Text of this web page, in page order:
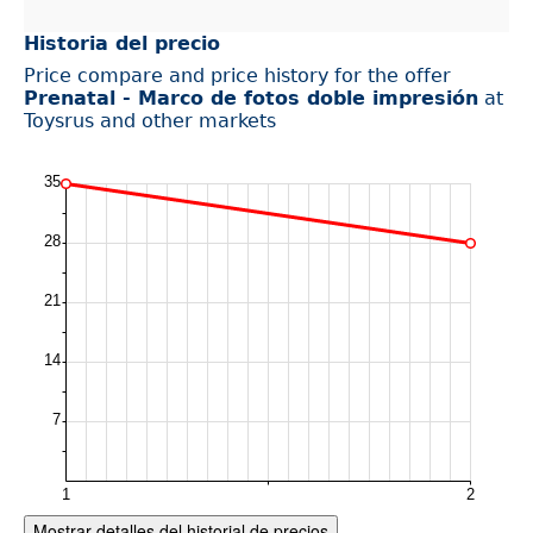
Historia del precio
Price compare and price history for the offer
Prenatal - Marco de fotos doble impresión at
Toysrus and other markets